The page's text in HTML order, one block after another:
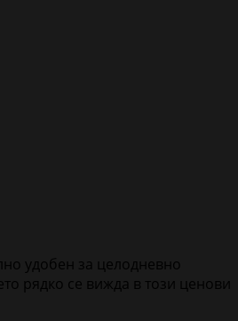
удобен за целодневно
рядко се вижда в този ценови